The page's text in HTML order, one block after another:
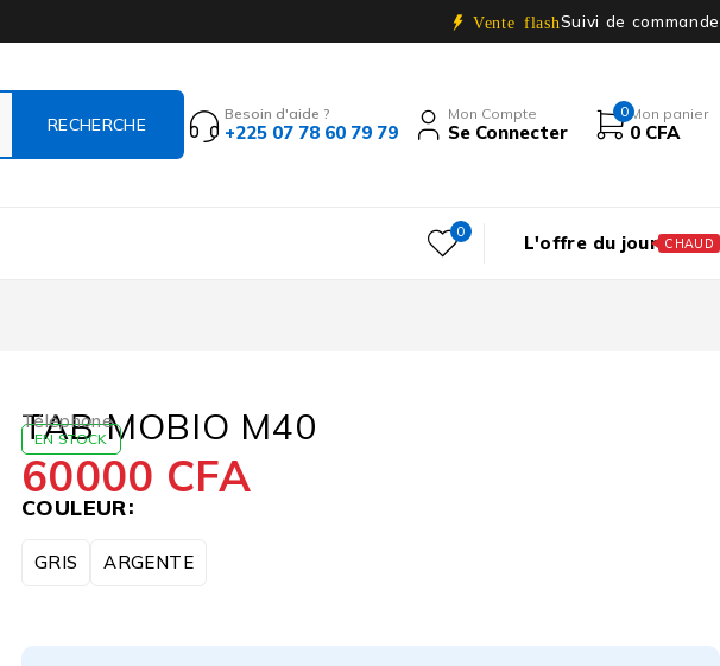
Vente flashSuivi de commande
Besoin d'aide ?
+225 07 78 60 79 79
Mon Compte
Se Connecter
0 Mon panier
0 CFA
0 L'offre du jour CHAUD
Téléphone
TAB MOBIO M40
EN STOCK
60000 CFA
COULEUR
GRIS ARGENTE